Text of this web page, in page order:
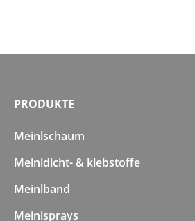
PRODUKTE
Meinlschaum
Meinldicht- & klebstoffe
Meinlband
Meinlsprays